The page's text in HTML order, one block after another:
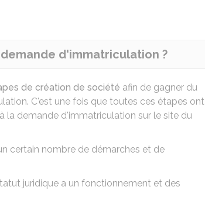
d'immatriculation ?
de création de société afin de gagner du
C'est une fois que toutes ces étapes ont
la demande d'immatriculation sur le site du
certain nombre de démarches et de
juridique a un fonctionnement et des